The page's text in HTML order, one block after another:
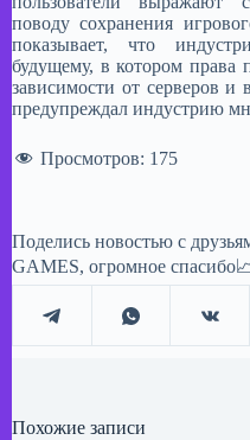
поводу сохранения
показывает, что
будущему, в котором права
зависимости от серверов
предупреждал индустрию
Просмотров: 175
Поделись новостью с
GAMES, огромное
Похожие записи